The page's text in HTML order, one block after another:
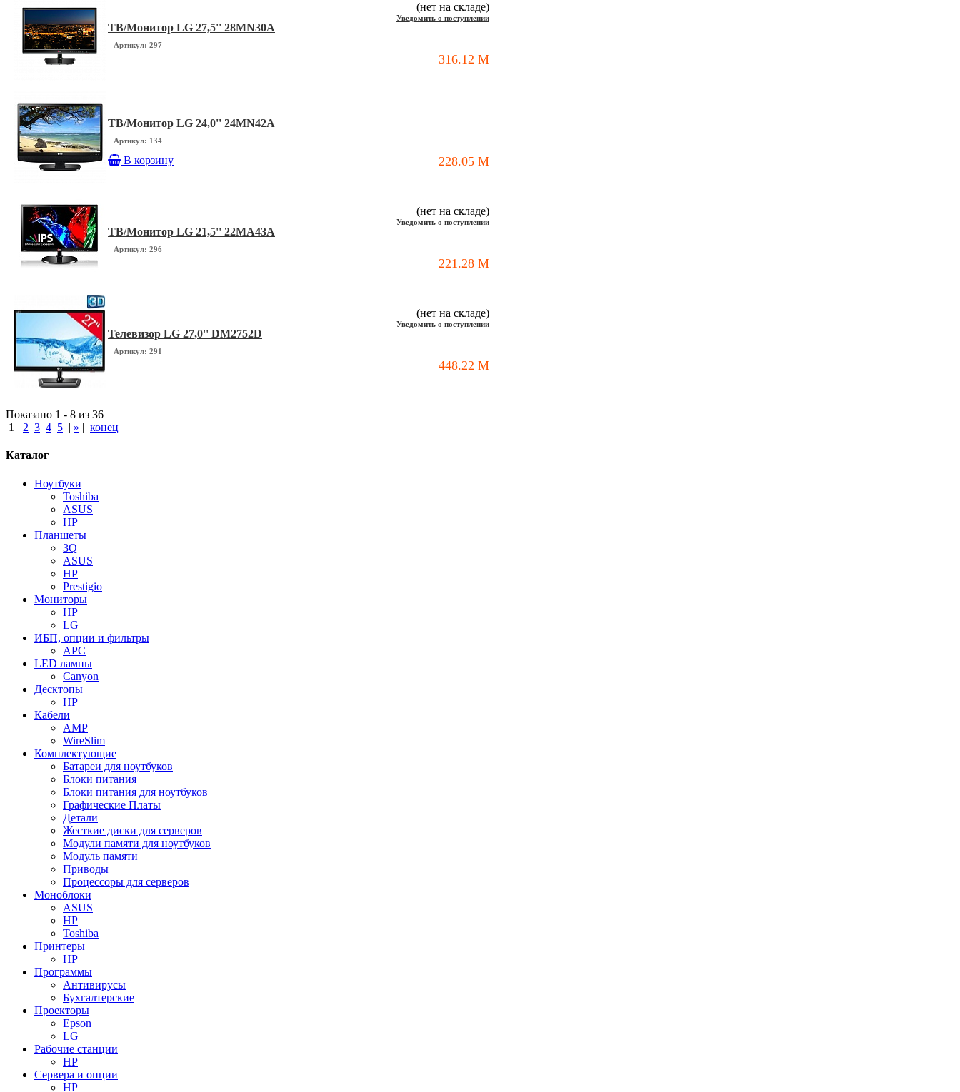
ТВ/Монитор LG 27,5'' 28MN30A
Артикул: 297
(нет на складе)
Уведомить о поступлении
316.12 M
ТВ/Монитор LG 24,0'' 24MN42A
Артикул: 134
В корзину 228.05 M
ТВ/Монитор LG 21,5'' 22MA43A
Артикул: 296
(нет на складе)
Уведомить о поступлении
221.28 M
Телевизор LG 27,0'' DM2752D
Артикул: 291
(нет на складе)
Уведомить о поступлении
448.22 M
Показано 1 - 8 из 36
1
2 3 4 5 | » | конец
Каталог
Ноутбуки
Toshiba
ASUS
HP
Планшеты
3Q
ASUS
HP
Prestigio
Мониторы
HP
LG
ИБП, опции и фильтры
APC
LED лампы
Canyon
Десктопы
HP
Кабели
AMP
WireSlim
Комплектующие
Батареи для ноутбуков
Блоки питания
Блоки питания для ноутбуков
Графические Платы
Детали
Жесткие диски для серверов
Модули памяти для ноутбуков
Модуль памяти
Приводы
Процессоры для серверов
Моноблоки
ASUS
HP
Toshiba
Принтеры
HP
Программы
Антивирусы
Бухгалтерские
Проекторы
Epson
LG
Рабочие станции
HP
Сервера и опции
HP